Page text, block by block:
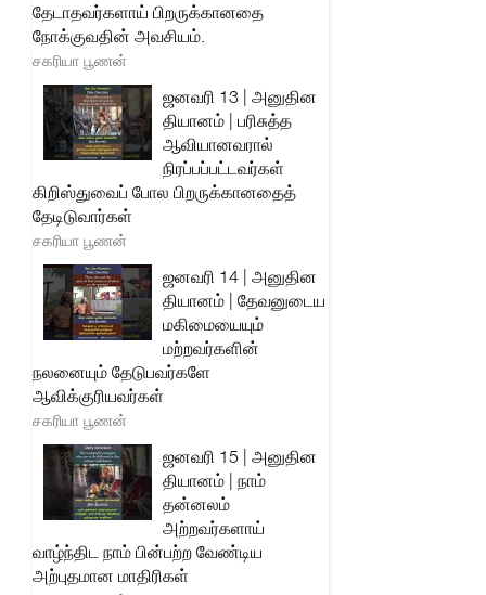
தேடாதவர்களாய் பிறருக்கானதை
நோக்குவதின் அவசியம்.
சகரியா பூணன்
ஜனவரி 13 | அனுதின
தியானம் | பரிசுத்த
ஆவியானவரால்
நிரப்பப்பட்டவர்கள்
கிறிஸ்துவைப் போல பிறருக்கானதைத்
தேடிடுவார்கள்
சகரியா பூணன்
ஜனவரி 14 | அனுதின
தியானம் | தேவனுடைய
மகிமையையும்
மற்றவர்களின்
நலனையும் தேடுபவர்களே
ஆவிக்குரியவர்கள்
சகரியா பூணன்
ஜனவரி 15 | அனுதின
தியானம் | நாம்
தன்னலம்
அற்றவர்களாய்
வாழ்ந்திட நாம் பின்பற்ற வேண்டிய
அற்புதமான மாதிரிகள்